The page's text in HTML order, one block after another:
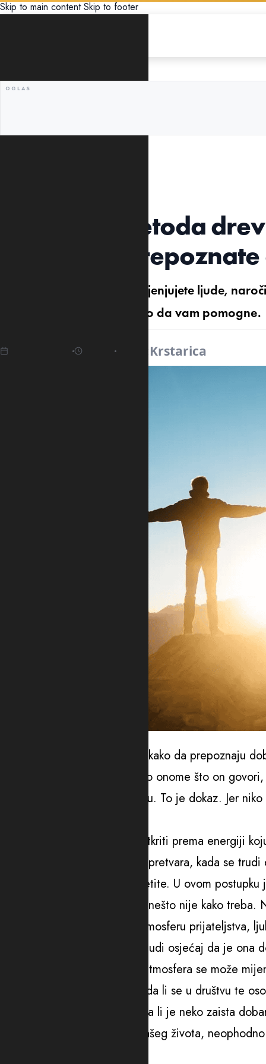
Skip to main content Skip to footer
Vrhunska metoda
odmah da
Ako smatrate da loše procjenjujete ljude,
drevnih mudraca bi mogao da vam pomogne.
Krstarica
Jednog dana su pitali učitelja kako da prepoznaju
“Ne možete ga prepoznati po onome što on
se stvara u njegovom prisustvu. To je dokaz. Jer
Čovjeka najprije možete razotkriti prema energiji
prisustvu. Čak i kada se neko pretvara, kada se
namjere, vi to možete da ojsetite. U ovom
stomaku koji se probudi kada nešto nije kako
Kada osoba oko vas stvara atmosferu
ponovo je vidite, u vama se budi osjećaj da je
voljeti. Na žalost, prvobitna atmosfera se može
ljudima jedno je presudno – da li se u društvu te
I naravno, da biste zaključili da li je neko zaista
šansu nekome da bude dio vašeg života,